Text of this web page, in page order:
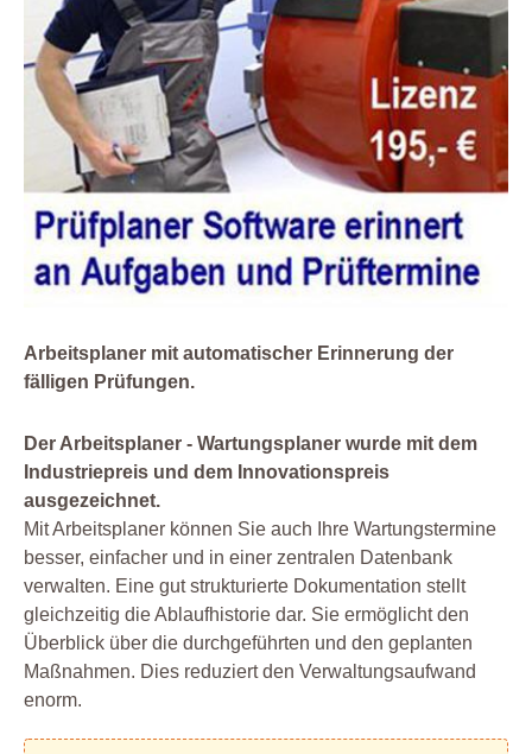
Arbeitsplaner mit automatischer Erinnerung der
fälligen Prüfungen.
Der Arbeitsplaner - Wartungsplaner wurde mit dem
Industriepreis und dem Innovationspreis
ausgezeichnet.
Mit Arbeitsplaner können Sie auch Ihre Wartungstermine
besser, einfacher und in einer zentralen Datenbank
verwalten. Eine gut strukturierte Dokumentation stellt
gleichzeitig die Ablaufhistorie dar. Sie ermöglicht den
Überblick über die durchgeführten und den geplanten
Maßnahmen. Dies reduziert den Verwaltungsaufwand
enorm.